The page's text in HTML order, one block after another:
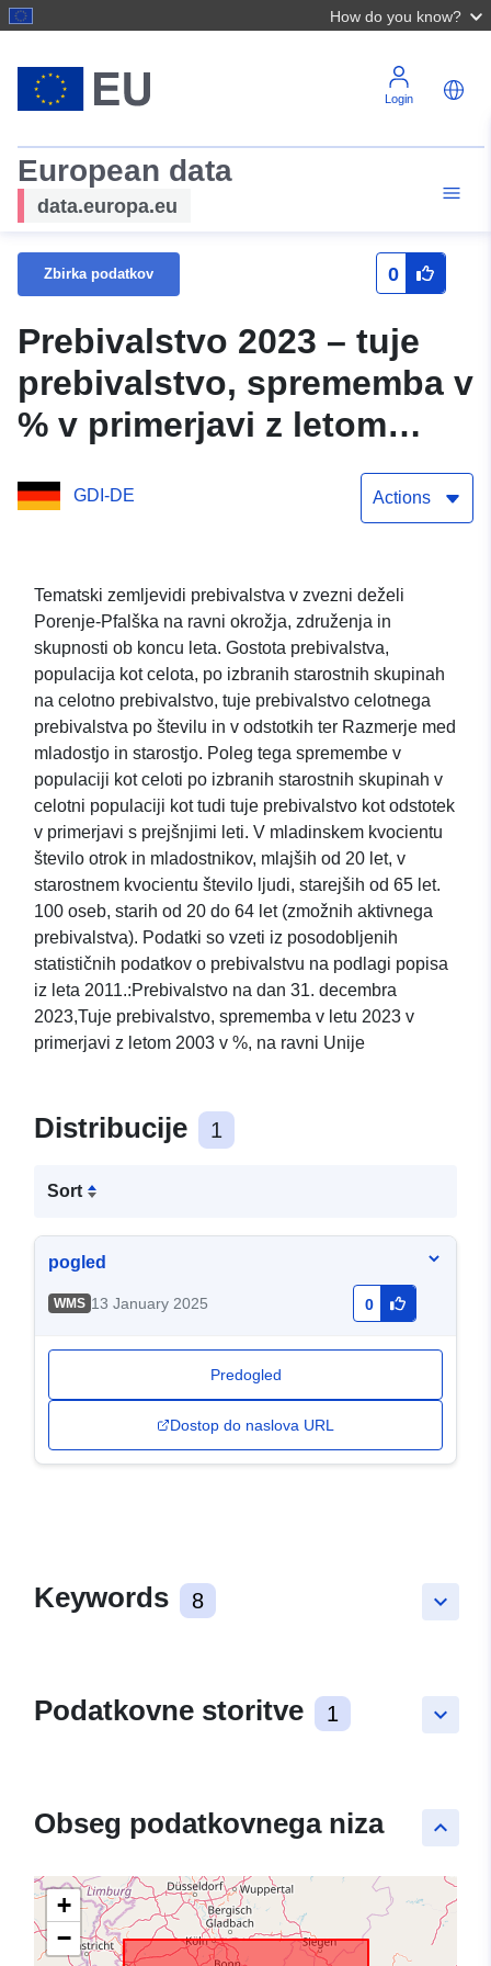
How do you know?
Login
European data
data.europa.eu
Zbirka podatkov 0
Prebivalstvo 2023 – tuje
prebivalstvo, sprememba v
% v primerjavi z letom
GDI-DE Actions
Tematski zemljevidi prebivalstva v zvezni deželi
Porenje-Pfalška na ravni okrožja, združenja in
skupnosti ob koncu leta. Gostota prebivalstva,
populacija kot celota, po izbranih starostnih skupinah
na celotno prebivalstvo, tuje prebivalstvo celotnega
prebivalstva po številu in v odstotkih ter Razmerje med
mladostjo in starostjo. Poleg tega spremembe v
populaciji kot celoti po izbranih starostnih skupinah v
celotni populaciji kot tudi tuje prebivalstvo kot odstotek
v primerjavi s prejšnjimi leti. V mladinskem kvocientu
število otrok in mladostnikov, mlajših od 20 let, v
starostnem kvocientu število ljudi, starejših od 65 let.
100 oseb, starih od 20 do 64 let (zmožnih aktivnega
prebivalstva). Podatki so vzeti iz posodobljenih
statističnih podatkov o prebivalstvu na podlagi popisa
iz leta 2011.:Prebivalstvo na dan 31. decembra
2023,Tuje prebivalstvo, sprememba v letu 2023 v
primerjavi z letom 2003 v %, na ravni Unije
Distribucije 1
Sort
pogled
WMS 13 January 2025 0
Predogled
Dostop do naslova URL
keyboard_arrow_down
Keywords 8
keyboard_arrow_down
Podatkovne storitve 1
keyboard_arrow_up
Obseg podatkovnega niza
+
−